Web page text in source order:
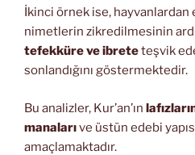
İkinci örnek ise,
nimetlerin zikredilmesinin
tefekküre ve ibreteteşvik
sonlandığını göstermektedir.
Bu analizler, Kur’an’ın
manalarıve üstün edebi
amaçlamaktadır.